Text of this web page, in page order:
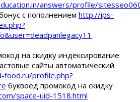
answers/profile/
с пополнением http://ips-
на скидку индексирование
сайты автоматический
food.ru/profile.php?
буквоед промокод на скидку
space-uid-1518.html